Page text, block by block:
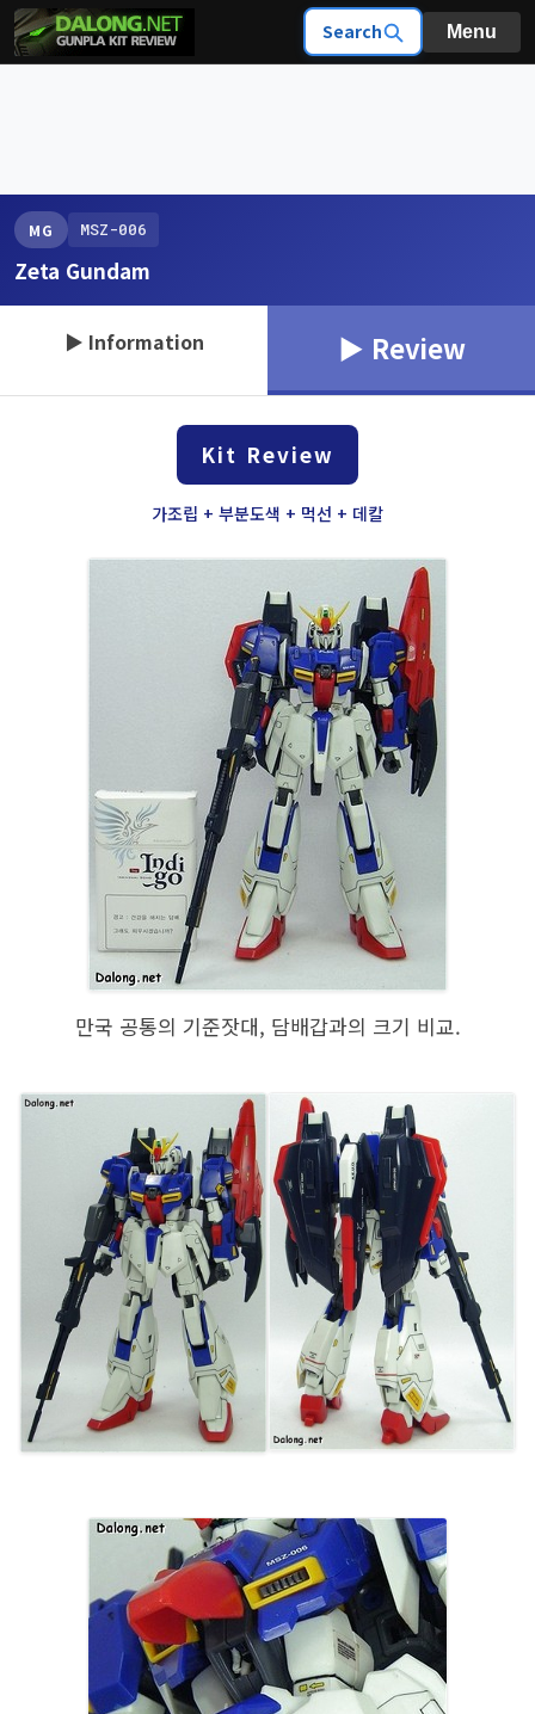
Search Menu
MG MSZ-006
Zeta Gundam
▶ Information ▶ Review
Kit Review
가조립 + 부분도색 + 먹선 + 데칼
만국 공통의 기준잣대, 담배갑과의 크기 비교.